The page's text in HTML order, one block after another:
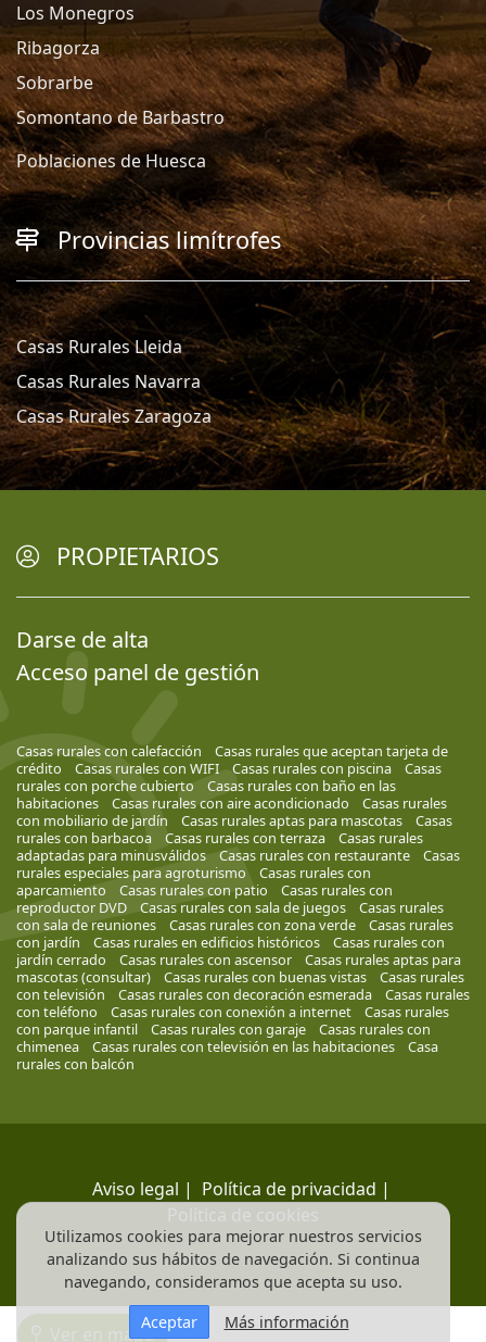
Ver en mapa
Los Monegros
Ribagorza
Sobrarbe
Somontano de Barbastro
Poblaciones de Huesca
Provincias limítrofes
Casas Rurales Lleida
Casas Rurales Navarra
Casas Rurales Zaragoza
PROPIETARIOS
Darse de alta
Acceso panel de gestión
Casas rurales con calefacción
Casas rurales que aceptan tarjeta de
crédito
Casas rurales con WIFI Casas rurales con piscina
Casas
rurales con porche cubierto
Casas rurales con baño en las
habitaciones
Casas rurales con aire acondicionado
Casas rurales
con mobiliario de jardín
Casas rurales aptas para mascotas
Casas
rurales con barbacoa
Casas rurales con terraza
Casas rurales
adaptadas para minusválidos
Casas rurales con restaurante
Casas
rurales especiales para agroturismo
Casas rurales con
aparcamiento
Casas rurales con patio
Casas rurales con
reproductor DVD
Casas rurales con sala de juegos
Casas rurales
con sala de reuniones
Casas rurales con zona verde
Casas rurales
con jardín
Casas rurales en edificios históricos
Casas rurales con
jardín cerrado
Casas rurales con ascensor
Casas rurales aptas para
mascotas (consultar)
Casas rurales con buenas vistas
Casas rurales
con televisión
Casas rurales con decoración esmerada
Casas rurales
con teléfono
Casas rurales con conexión a internet
Casas rurales
con parque infantil
Casas rurales con garaje
Casas rurales con
chimenea
Casas rurales con televisión en las habitaciones
Casa
rurales con balcón
Aviso legal | Política de privacidad |
Política de cookies
Utilizamos cookies para mejorar nuestros servicios
analizando sus hábitos de navegación. Si continua
navegando, consideramos que acepta su uso.
Aceptar
Más información